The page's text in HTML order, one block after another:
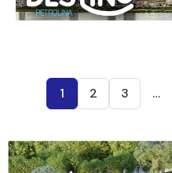
1 2 3 …